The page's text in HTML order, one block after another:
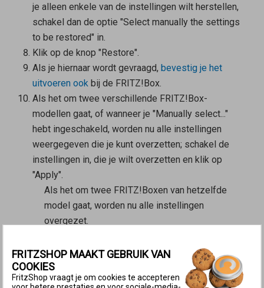
je alleen enkele van de instellingen wilt herstellen,
schakel dan de optie "Select manually the settings
to be restored" in.
Klik op de knop "Restore".
Als je hiernaar wordt gevraagd, bevestig je het
uitvoeren ook bij de FRITZ!Box.
Als het om twee verschillende FRITZ!Box-
modellen gaat, of wanneer je "Manually select..."
hebt ingeschakeld, worden nu alle instellingen
weergegeven die je kunt overzetten; schakel de
instellingen in, die je wilt overzetten en klik op
"Apply".
Als het om twee FRITZ!Boxen van hetzelfde
model gaat, worden nu alle instellingen
overgezet.
Klik in degebruikersinterface van de FRITZ!Boxop
"System".
FRITZSHOP MAAKT GEBRUIK VAN
COOKIES
FritzShop vraagt je om cookies te accepteren